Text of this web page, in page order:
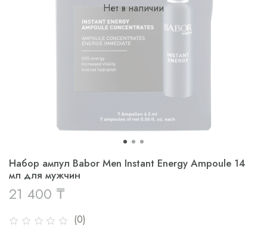
Нет в наличии
(0)
Набор ампул Babor Men Instant Energy Ampoule 14
мл для мужчин
21 400 ₸